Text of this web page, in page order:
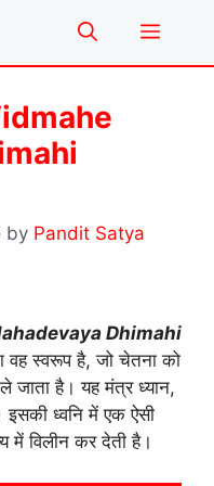
Menu
by Pandit Satya
Dhimahi
वह स्वरूप है, जो चेतना को
जाता है। यह मंत्र ध्यान,
ध्वनि में एक ऐसी
में विलीन कर देती है।